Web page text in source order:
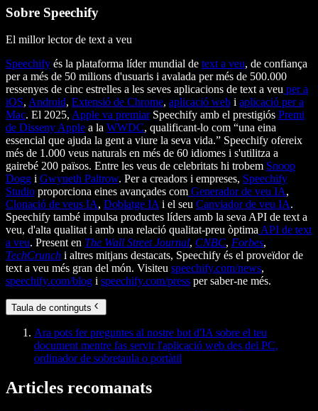
Sobre Speechify
El millor lector de text a veu
Speechify és la plataforma líder mundial de text a veu, de confiança
per a més de 50 milions d'usuaris i avalada per més de 500.000
ressenyes de cinc estrelles a les seves aplicacions de text a veu per a
iOS, Android, Extensió de Chrome, aplicació web i aplicació per a
Mac. El 2025, Apple va premiarSpeechify amb el prestigiós Premi
de Disseny Apple a la WWDC, qualificant-lo com “una eina
essencial que ajuda la gent a viure la seva vida.” Speechify ofereix
més de 1.000 veus naturals en més de 60 idiomes i s'utilitza a
gairebé 200 països. Entre les veus de celebritats hi trobem Snoop
Dogg i Gwyneth Paltrow. Per a creadors i empreses, Speechify
Studio proporciona eines avançades com Generador de veu IA,
Clonació de veus IA, Doblatge IA i el seu Canviador de veu IA.
Speechify també impulsa productes líders amb la seva API de text a
veu, d'alta qualitat i amb una relació qualitat-preu òptima API de text
a veu. Present en The Wall Street Journal, CNBC, Forbes,
TechCrunch i altres mitjans destacats, Speechify és el proveïdor de
text a veu més gran del món. Visiteu speechify.com/news,
speechify.com/blog i speechify.com/press per saber-ne més.
Taula de continguts
Ara pots fer preguntes al nostre bot d'IA sobre el teu
document mentre fas servir l'aplicació web des del PC,
ordinador de sobretaula o portàtil
Articles recomanats